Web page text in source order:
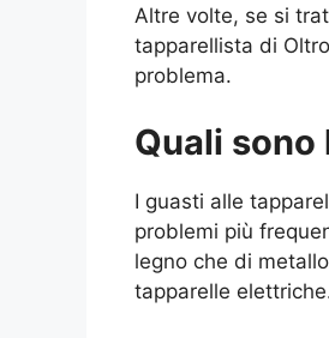
Altre volte, se si
tapparellista di
problema.
Quali sono
I guasti alle
problemi più
legno che di
tapparelle